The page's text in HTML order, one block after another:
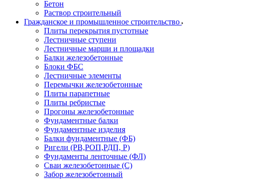
Бетон
Раствор строительный
Гражданское и промышленное строительство
Плиты перекрытия пустотные
Лестничные ступени
Лестничные марши и площадки
Балки железобетонные
Блоки ФБС
Лестничные элементы
Перемычки железобетонные
Плиты парапетные
Плиты ребристые
Прогоны железобетонные
Фундаментные балки
Фундаментные изделия
Балки фундаментные (ФБ)
Ригели (РВ,РОП,РДП, Р)
Фундаменты ленточные (ФЛ)
Сваи железобетонные (С)
Забор железобетонный